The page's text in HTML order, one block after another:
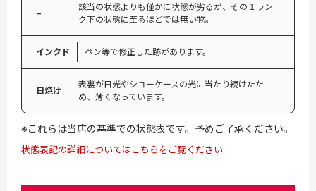
−
該当の状態よりも僅かに状態が劣るが、その１ラン
ク下の状態に至るほどでは無い物。
インクド ペン等で修正した跡があります。
日焼け
表裏が日光やショーケースの光に当たり続けたた
め、薄くなっています。
※これらは当店の基準での状態表です。予めご了承ください。
状態表記の詳細についてはこちらをご覧ください